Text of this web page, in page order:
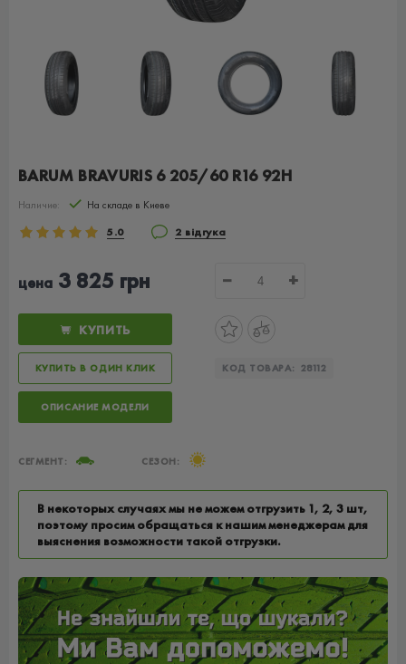
BARUM BRAVURIS 6 205/60 R16 92H
Наличие:
На складе в Киеве
5.0
2 відгука
цена 3 825 грн − +
КУПИТЬ
КУПИТЬ В ОДИН КЛИК КОД ТОВАРА: 28112
ОПИСАНИЕ МОДЕЛИ
СЕГМЕНТ: СЕЗОН:
В некоторых случаях мы не можем отгрузить 1, 2, 3 шт,
поэтому просим обращаться к нашим менеджерам для
выяснения возможности такой отгрузки.